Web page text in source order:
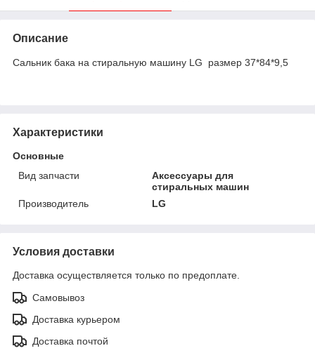
Описание
Сальник бака на стиральную машину LG размер 37*84*9,5
Характеристики
Основные
Вид запчасти
Аксессуары для
стиральных машин
Производитель
LG
Условия доставки
Доставка осуществляется только по предоплате.
Самовывоз
Доставка курьером
Доставка почтой